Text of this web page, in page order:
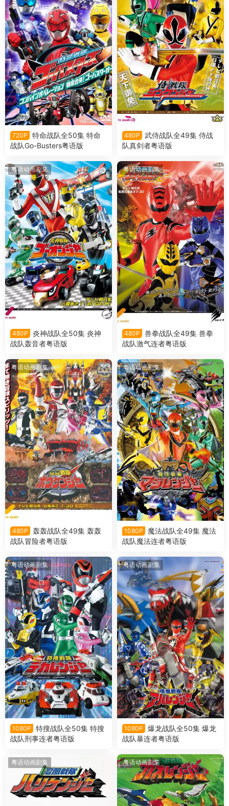
720P
特命战队全50集 特命
战队Go-Busters粤语版
480P
武侍战队全49集 侍战
队真剑者粤语版
粤语动画剧集
480P
炎神战队全50集 炎神
战队轰音者粤语版
粤语动画剧集
480P
兽拳战队全49集 兽拳
战队激气连者粤语版
粤语动画剧集
480P
轰轰战队全49集 轰轰
战队冒险者粤语版
粤语动画剧集
1080P
魔法战队全49集 魔法
战队魔法连者粤语版
粤语动画剧集
1080P
特搜战队全50集 特搜
战队刑事连者粤语版
粤语动画剧集
1080P
爆龙战队全50集 爆龙
战队暴连者粤语版
粤语动画剧集 粤语动画剧集